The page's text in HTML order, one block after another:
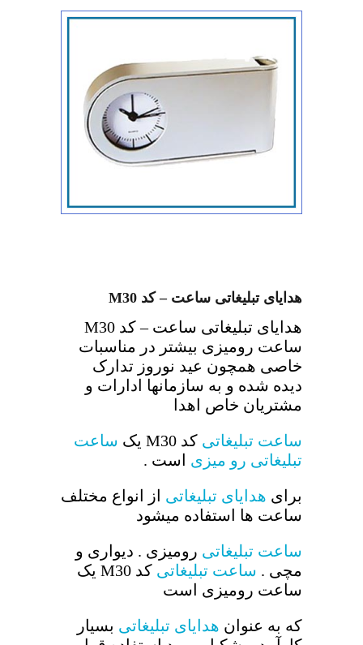
هدایای تبلیغاتی ساعت – کد M30
هدایای تبلیغاتی ساعت – کد M30
ساعت رومیزی بیشتر در مناسبات
خاصی همچون عید نوروز تدارک
دیده شده و به سازمانها ادارات و
مشتریان خاص اهدا
ساعت تبلیغاتی کد M30 یک
ساعت
تبلیغاتی رو میزی است .
برای هدایای تبلیغاتی از انواع مختلف
ساعت ها استفاده میشود
ساعت تبلیغاتی رومیزی . دیواری و
مچی . ساعت تبلیغاتی
کد M30 یک
ساعت رومیزی است
که به عنوان هدایای تبلیغاتی بسیار